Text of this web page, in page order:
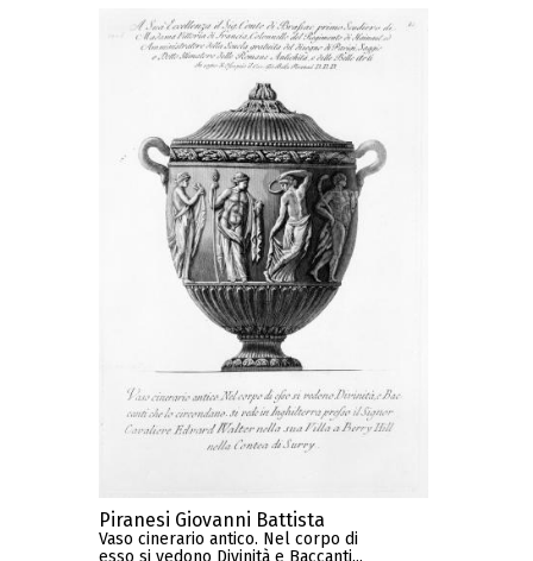
Piranesi Giovanni Battista
Vaso cinerario antico. Nel corpo di
esso si vedono Divinità e Baccanti...